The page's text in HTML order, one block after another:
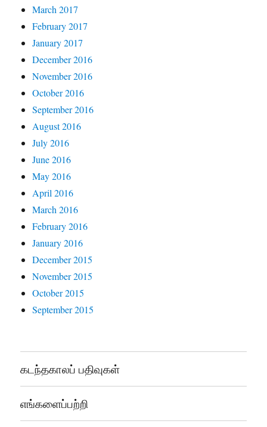
March 2017
February 2017
January 2017
December 2016
November 2016
October 2016
September 2016
August 2016
July 2016
June 2016
May 2016
April 2016
March 2016
February 2016
January 2016
December 2015
November 2015
October 2015
September 2015
கடந்தகாலப் பதிவுகள்
எங்களைப்பற்றி